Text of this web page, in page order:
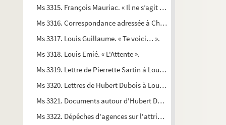
Ms 3315. François Mauriac. « Il ne s’agit plus d’un champ
Ms 3316. Correspondance adressée à Charles Barrailley.
Ms 3317. Louis Guillaume. « Te voici… ».
Ms 3318. Louis Emié. « L'Attente ».
Ms 3319. Lettre de Pierrette Sartin à Louis Émié.
Ms 3320. Lettres de Hubert Dubois à Louis Émié.
Ms 3321. Documents autour d'Hubert Dubois.
Ms 3322. Dépêches d'agences sur l'attribution du Prix Nobel